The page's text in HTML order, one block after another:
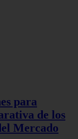
para
de los
Mercado